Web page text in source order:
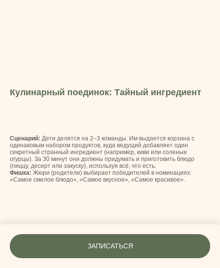
Кулинарный поединок: Тайный ингредиент
ЗАПИСАТЬСЯ
Сценарий: Дети делятся на 2–3 команды. Им выдается корзина с
одинаковым набором продуктов, куда ведущий добавляет один
секретный странный ингредиент (например, киви или соленые
огурцы). За 30 минут они должны придумать и приготовить блюдо
(пиццу, десерт или закуску), используя всё, что есть.
Фишка: Жюри (родители) выбирает победителей в номинациях:
«Самое смелое блюдо», «Самое вкусное», «Самое красивое».